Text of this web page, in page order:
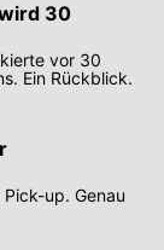
30
vor 30
Ein Rückblick.
up. Genau